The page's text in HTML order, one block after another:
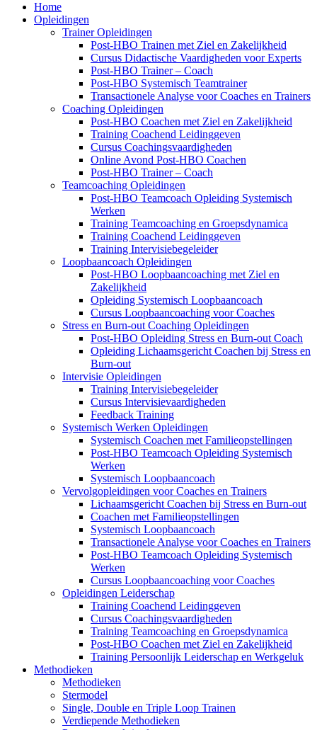
Home
Opleidingen
Trainer Opleidingen
Post-HBO Trainen met Ziel en Zakelijkheid
Cursus Didactische Vaardigheden voor Experts
Post-HBO Trainer – Coach
Post-HBO Systemisch Teamtrainer
Transactionele Analyse voor Coaches en Trainers
Coaching Opleidingen
Post-HBO Coachen met Ziel en Zakelijkheid
Training Coachend Leidinggeven
Cursus Coachingsvaardigheden
Online Avond Post-HBO Coachen
Post-HBO Trainer – Coach
Teamcoaching Opleidingen
Post-HBO Teamcoach Opleiding Systemisch
Werken
Training Teamcoaching en Groepsdynamica
Training Coachend Leidinggeven
Training Intervisiebegeleider
Loopbaancoach Opleidingen
Post-HBO Loopbaancoaching met Ziel en
Zakelijkheid
Opleiding Systemisch Loopbaancoach
Cursus Loopbaancoaching voor Coaches
Stress en Burn-out Coaching Opleidingen
Post-HBO Opleiding Stress en Burn-out Coach
Opleiding Lichaamsgericht Coachen bij Stress en
Burn-out
Intervisie Opleidingen
Training Intervisiebegeleider
Cursus Intervisievaardigheden
Feedback Training
Systemisch Werken Opleidingen
Systemisch Coachen met Familieopstellingen
Post-HBO Teamcoach Opleiding Systemisch
Werken
Systemisch Loopbaancoach
Vervolgopleidingen voor Coaches en Trainers
Lichaamsgericht Coachen bij Stress en Burn-out
Coachen met Familieopstellingen
Systemisch Loopbaancoach
Transactionele Analyse voor Coaches en Trainers
Post-HBO Teamcoach Opleiding Systemisch
Werken
Cursus Loopbaancoaching voor Coaches
Opleidingen Leiderschap
Training Coachend Leidinggeven
Cursus Coachingsvaardigheden
Training Teamcoaching en Groepsdynamica
Post-HBO Coachen met Ziel en Zakelijkheid
Training Persoonlijk Leiderschap en Werkgeluk
Methodieken
Methodieken
Stermodel
Single, Double en Triple Loop Trainen
Verdiepende Methodieken